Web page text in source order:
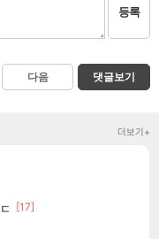
등록
다음 댓글보기
더보기+
[17]